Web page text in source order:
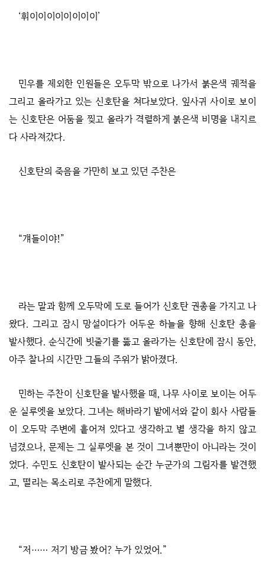
‘휘이이이이이이이이’
민우를 제외한 인원들은 오두막 밖으로 나가서 붉은색 궤적을
그리고 올라가고 있는 신호탄을 쳐다보았다. 잎사귀 사이로 보이
는 신호탄은 어둠을 찢고 올라가 격렬하게 붉은색 비명을 내지르
다 사라져갔다.
신호탄의 죽음을 가만히 보고 있던 주찬은
“걔들이야!”
라는 말과 함께 오두막에 도로 들어가 신호탄 권총을 가지고 나
왔다. 그리고 잠시 망설이다가 어두운 하늘을 향해 신호탄 총을
발사했다. 순식간에 빗줄기를 뚫고 올라가는 신호탄에 잠시 동안,
아주 찰나의 시간만 그들의 주위가 밝아졌다.
민하는 주찬이 신호탄을 발사했을 때, 나무 사이로 보이는 어두
운 실루엣을 보았다. 그녀는 해바라기 밭에서와 같이 회사 사람들
이 오두막 주변에 흩어져 있다고 생각하고 별 생각을 하지 않고
넘겼으나, 문제는 그 실루엣을 본 것이 그녀뿐만이 아니라는 것이
었다. 수민도 신호탄이 발사되는 순간 누군가의 그림자를 발견했
고, 떨리는 목소리로 주찬에게 말했다.
“저…… 저기 방금 봤어? 누가 있었어.”